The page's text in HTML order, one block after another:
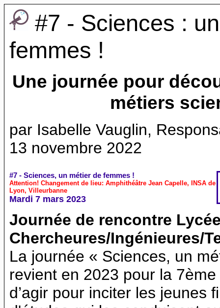
#7 - Sciences :
femmes !
Une journée pour
métiers
par Isabelle Vauglin,
13 novembre 2022
#7 - Sciences, un métier de femmes !
Attention! Changement de lieu: Amphithéâtre Jean Capelle, INSA de
Lyon, Villeurbanne
Mardi 7 mars 2023
Journée de rencontre
Chercheures/Ingénieures/
La journée « Sciences, un
revient en 2023 pour la
d’agir pour inciter les jeunes